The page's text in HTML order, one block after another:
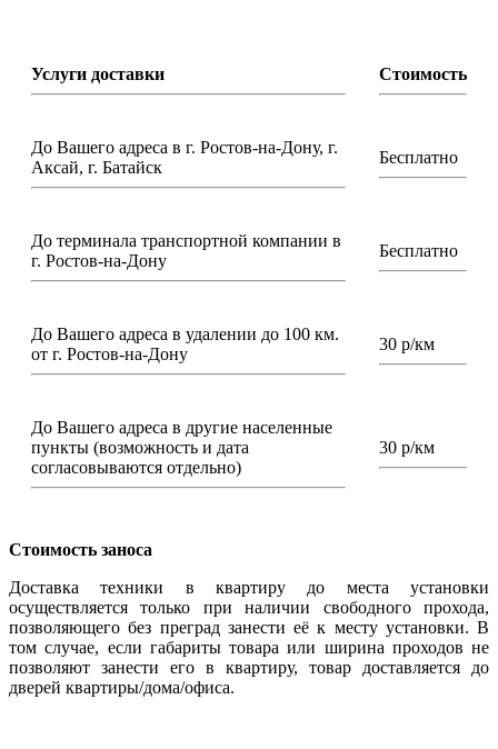
Услуги доставки Стоимость
До Вашего адреса в г. Ростов-на-Дону, г.
Аксай, г. Батайск
Бесплатно
До терминала транспортной компании в
г. Ростов-на-Дону
Бесплатно
До Вашего адреса в удалении до 100 км.
от г. Ростов-на-Дону
30 р/км
До Вашего адреса в другие населенные
пункты (возможность и дата
согласовываются отдельно)
30 р/км
Стоимость заноса
Доставка техники в квартиру до места установки
осуществляется только при наличии свободного прохода,
позволяющего без преград занести её к месту установки. В
том случае, если габариты товара или ширина проходов не
позволяют занести его в квартиру, товар доставляется до
дверей квартиры/дома/офиса.